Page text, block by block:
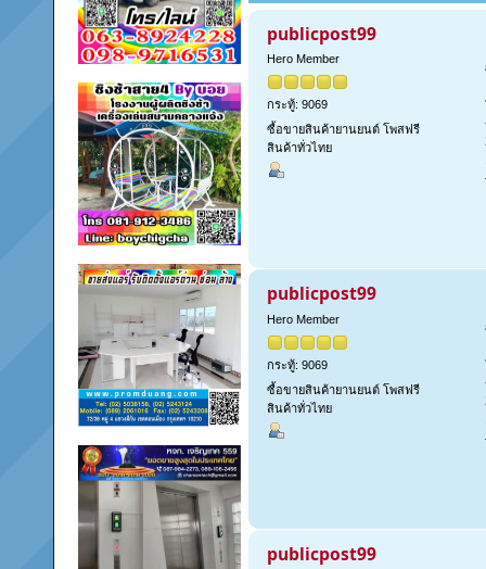
ทางธุรกิจ โทรสอบถาม 083-
publicpost99
Hero Member
กระทู้: 9069
ซื้อขายสินค้ายานยนต์ โพสฟรี
สินค้าทั่วไทย
publicpost99
Hero Member
กระทู้: 9069
ซื้อขายสินค้ายานยนต์ โพสฟรี
สินค้าทั่วไทย
publicpost99